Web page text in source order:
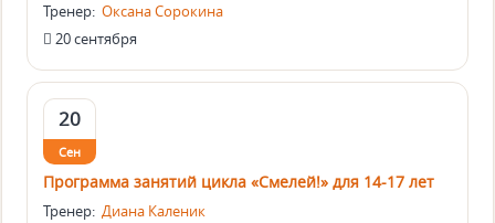
Тренер: Оксана Сорокина
20 сентября
20
Сен
Программа занятий цикла «Смелей!» для 14-17 лет
Тренер: Диана Каленик